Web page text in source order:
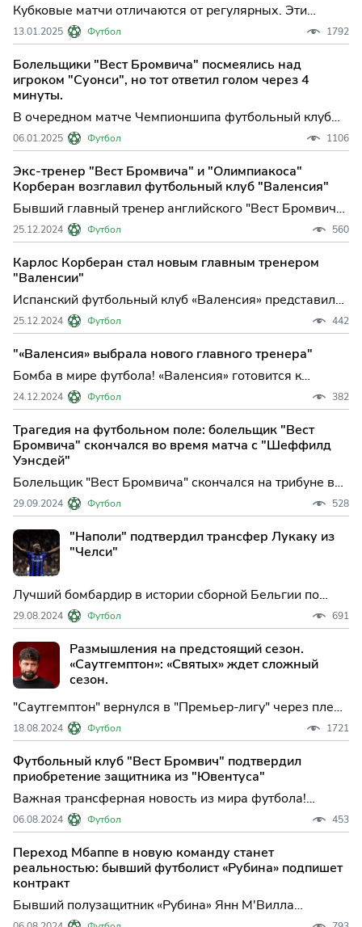
Кубковые матчи отличаются от регулярных. Эти
команды знают, как в них побеждать
13.01.2025 Футбол 1792
Болельщики "Вест Бромвича" посмеялись над
игроком "Суонси", но тот ответил голом через 4
минуты.
В очередном матче Чемпионшипа футбольный клуб
«Суонси» сыграл вничью против команды «Вест
Бромвич» со счётом 1:1. На 88-й минуте игры на поле
появился полузащитник «Суонси» - известный Джо
Аллен, который ранее выступал за «Ливерпуль».
06.01.2025 Футбол 1106
Экс-тренер "Вест Бромвича" и "Олимпиакоса"
Корберан возглавил футбольный клуб "Валенсия"
Бывший главный тренер английского "Вест Бромвича"
и греческого "Олимпиакоса" Карлос Корберан
возглавил испанскую "Валенсию", сообщается на
официальном сайте "мышей". Кон...
25.12.2024 Футбол 560
Карлос Корберан стал новым главным тренером
"Валенсии"
Испанский футбольный клуб «Валенсия» представил
нового главного тренера - Карлоса Корберана,
который ранее работал в «Вест Бромвиче». Этот шаг
был сделан в связи с неудовлетворительными
результатами команды в текущем сезоне.
25.12.2024 Футбол 442
"«Валенсия» выбрала нового главного тренера"
Бомба в мире футбола! «Валенсия» готовится к
революционным переменам - на пост главного
тренера клуба может прийти Карлос Корберан.
24.12.2024 Футбол 382
Трагедия на футбольном поле: болельщик "Вест
Бромвича" скончался во время матча с "Шеффилд
Уэнсдей"
Болельщик "Вест Бромвича" скончался на трибуне во
время выездного матча против "Шеффилд Уэнсдей" в
рамках первенства английской Чемпионшип-лиги,
сообщается на официальном...
29.09.2024 Футбол 528
"Наполи" подтвердил трансфер Лукаку из
"Челси"
Лучший бомбардир в истории сборной Бельгии по
футболу Ромелу Лукаку покинул лондонский "Челси" и
стал игроком "Наполи", сообщается в официальном
аккаунте итальянского клу...
29.08.2024 Футбол 691
Размышления на предстоящий сезон.
«Саутгемптон»: «Святых» ждет сложный
сезон.
"Саутгемптон" вернулся в "Премьер-лигу" через плей-
офф. Ожидается сложный сезон и возможное
выбывание. Команда имеет некоторое преимущество
владения мячом, но их оборона уязвима.
18.08.2024 Футбол 1721
Футбольный клуб "Вест Бромвич" подтвердил
приобретение защитника из "Ювентуса"
Важная трансферная новость из мира футбола!
Защитник итальянского клуба «Ювентус» Джанлука
Фработта переходит в состав английской команды
«Вест Бромвич».
06.08.2024 Футбол 453
Переход Мбаппе в новую команду станет
реальностью: бывший футболист «Рубина» подпишет
контракт
Бывший полузащитник «Рубина» Янн М'Вилла
готовится к возвращению на родину - во Францию. По